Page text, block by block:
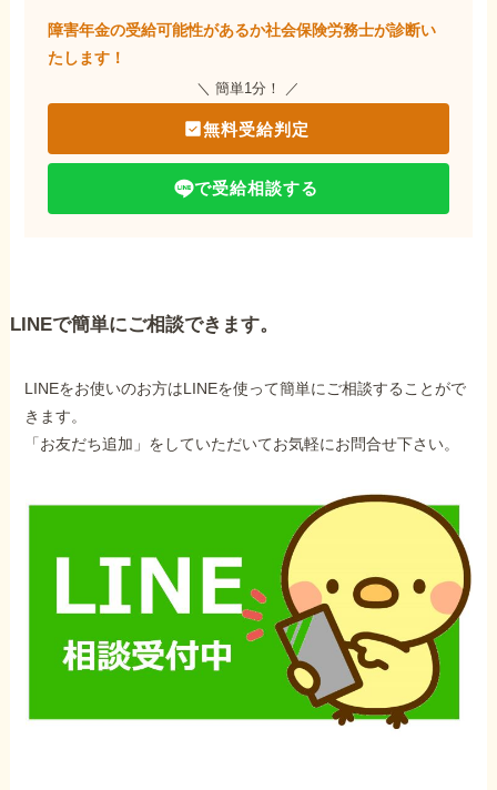
障害年金の受給可能性があるか社会保険労務士が診断い
たします！
＼ 簡単1分！ ／
無料受給判定
で受給相談する
LINEで簡単にご相談できます。
LINEをお使いのお方はLINEを使って簡単にご相談することがで
きます。
「お友だち追加」をしていただいてお気軽にお問合せ下さい。